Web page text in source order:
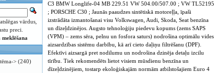
C3 BMW Longlife-04 MB 229.51 VW 504.00/507.00 ; VW TL52195
; PORSCHE C30 ; Jaunās paaudzes sintētiskā motoreļļa, īpaši
izstrādāta izmantošanai visu Volkswagen, Audi, Skoda, Seat benzīna
un dīzeļdzinējos. Augsto tehnoloģiju piedevu kopums (zems SAPS
(VPM) – zems sēra, pelnu un fosfora saturs) nodrošina optimālu vides
aizsardzības sistēmu darbību, kā arī cieto daļiņu filtrēšanu (DPF).
Efektīvi aizsargā pret nodilumu un nodrošina dzinēja detaļu izcilu
tīrību. Tiek rekomendēts lietot visiem mūsdienu benzīna un
dīzeļdzinējiem, tostarp ekoloģiskajām normām atbilstošajiem Euro 4
vārdus,
preci.
> (240)